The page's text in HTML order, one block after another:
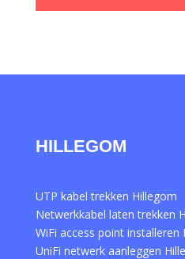
HILLEGOM
UTP kabel trekken Hillegom
Netwerkkabel laten trekken
WiFi access point installeren
UniFi netwerk aanleggen